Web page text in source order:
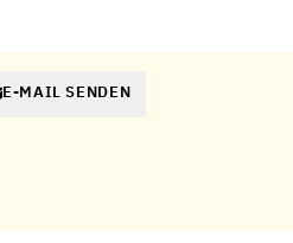
E-MAIL SENDEN